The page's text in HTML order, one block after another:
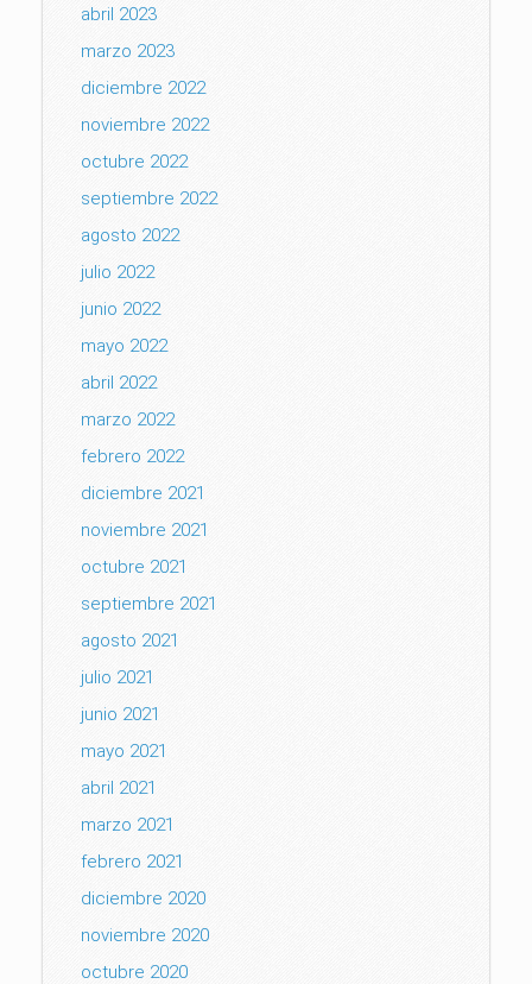
abril 2023
marzo 2023
diciembre 2022
noviembre 2022
octubre 2022
septiembre 2022
agosto 2022
julio 2022
junio 2022
mayo 2022
abril 2022
marzo 2022
febrero 2022
diciembre 2021
noviembre 2021
octubre 2021
septiembre 2021
agosto 2021
julio 2021
junio 2021
mayo 2021
abril 2021
marzo 2021
febrero 2021
diciembre 2020
noviembre 2020
octubre 2020